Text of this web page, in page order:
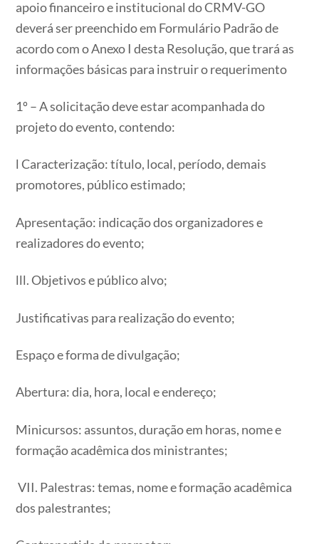
apoio financeiro e institucional do CRMV-GO
deverá ser preenchido em Formulário Padrão de
acordo com o Anexo I desta Resolução, que trará as
informações básicas para instruir o requerimento
1º – A solicitação deve estar acompanhada do
projeto do evento, contendo:
l Caracterização: título, local, período, demais
promotores, público estimado;
Apresentação: indicação dos organizadores e
realizadores do evento;
lll. Objetivos e público alvo;
Justificativas para realização do evento;
Espaço e forma de divulgação;
Abertura: dia, hora, local e endereço;
Minicursos: assuntos, duração em horas, nome e
formação acadêmica dos ministrantes;
VII. Palestras: temas, nome e formação acadêmica
dos palestrantes;